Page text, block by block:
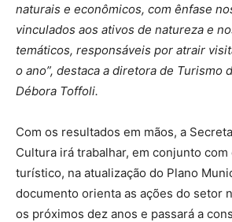
naturais e econômicos, com ênfase
vinculados aos ativos de natureza e
temáticos, responsáveis por atrair
o ano”, destaca a diretora de Turismo
Débora Toffoli.
Com os resultados em mãos, a
Cultura irá trabalhar, em conjunto
turístico, na atualização do Plano
documento orienta as ações do setor
os próximos dez anos e passará a